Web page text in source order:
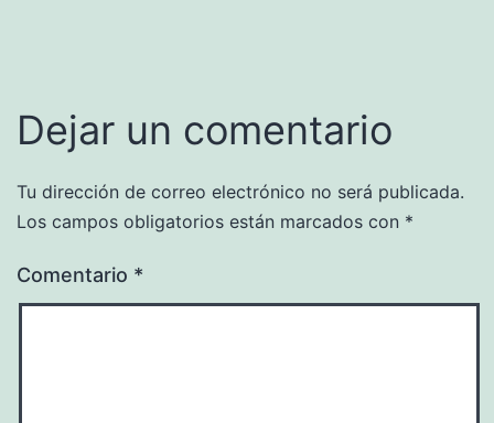
Dejar un comentario
Tu dirección de correo electrónico no será publicada.
Los campos obligatorios están marcados con *
Comentario *